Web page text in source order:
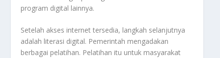
program digital lainnya.
Setelah akses internet tersedia, langkah selanjutnya
adalah literasi digital. Pemerintah mengadakan
berbagai pelatihan. Pelatihan itu untuk masyarakat